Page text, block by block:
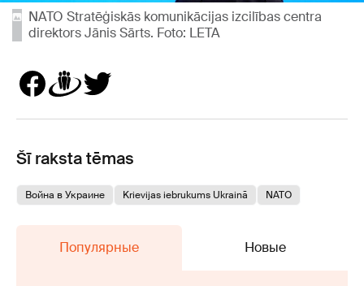
NATO Stratēģiskās komunikācijas izcilības centra
direktors Jānis Sārts. Foto: LETA
Šī raksta tēmas
Война в Украине Krievijas iebrukums Ukrainā NATO
Популярные Новые